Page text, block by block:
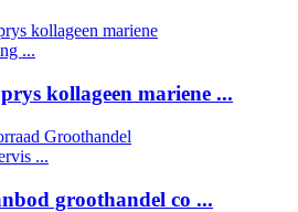
kollageen mariene ...
groothandel co ...